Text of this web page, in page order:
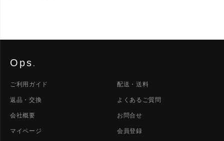
Ops.
ご利用ガイド 配送・送料
返品・交換 よくあるご質問
会社概要 お問合せ
マイページ 会員登録